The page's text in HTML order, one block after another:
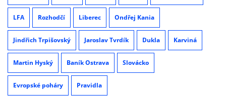
LFA Rozhodčí Liberec Ondřej Kania
Jindřich Trpišovský Jaroslav Tvrdík Dukla Karviná
Martin Hyský Baník Ostrava Slovácko
Evropské poháry Pravidla